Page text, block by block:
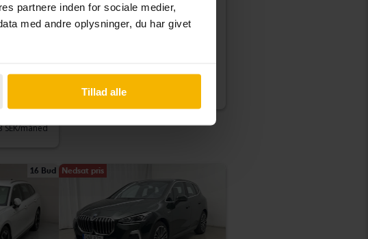
partnere inden for sociale medier,
med andre oplysninger, du har givet
Tillad alle
Benzin
SEK/måned
274 900 SEK
SEK/måned
AWD
2023
34 900 kilometer
El
394 900 SEK
Med finansiering
16 Bud Nedsat pris